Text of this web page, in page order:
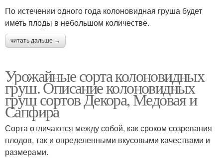
По истечении одного года колоновидная груша будет
иметь плоды в небольшом количестве.
читать дальше →
Урожайные сорта колоновидных
груш. Описание колоновидных
груш сортов Декора, Медовая и
Сапфира
Сорта отличаются между собой, как сроком созревания
плодов, так и определенными вкусовыми качествами и
размерами.